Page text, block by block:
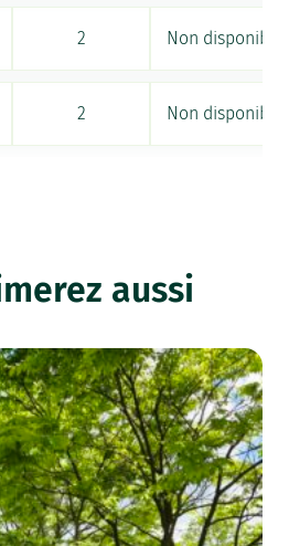
2 Non disponible
2 Non disponible
aussi